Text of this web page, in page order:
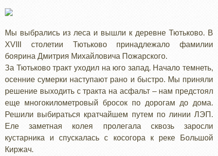
Мы выбрались из леса и вышли к деревне Тютьково. В
XVIII столетии Тютьково принадлежало фамилии
боярина Дмитрия Михайловича Пожарского.
За Тютьково тракт уходил на юго запад. Начало темнеть,
осенние сумерки наступают рано и быстро. Мы приняли
решение выходить с тракта на асфальт – нам предстоял
еще многокилометровый бросок по дорогам до дома.
Решили выбираться кратчайшем путем по линии ЛЭП.
Еле заметная колея пролегала сквозь заросли
кустарника и спускалась с косогора к реке Большой
Киржач.